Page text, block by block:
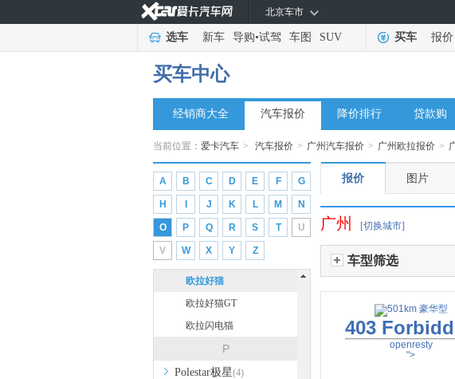
北京车市
选车 新车 导购•试驾 车图 SUV 买车 报价
买车中心
经销商大全 汽车报价 降价排行 贷款购
当前位置： 爱卡汽车 > 汽车报价 > 广州汽车报价 > 广州欧拉报价 >
A B C D E F G
H J K L M N
O P Q R S T U
V W X Y Z
玛莎拉蒂(8)
猛士(2)
N
哪吒汽车(3)
O
欧拉 (5)
长城汽车(5)
欧拉5
欧拉芭蕾猫
欧拉好猫
欧拉好猫GT
欧拉闪电猫
P
Polestar极星(4)
报价 图片
广州 [切换城市]
车型筛选
403
openresty
">